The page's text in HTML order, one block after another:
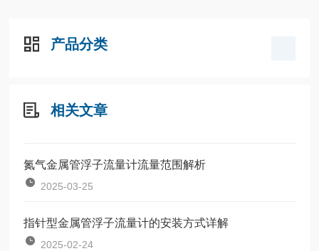
产品分类
相关文章
氮气金属管浮子流量计流量范围解析
2025-03-25
指针型金属管浮子流量计的安装方式详解
2025-02-24